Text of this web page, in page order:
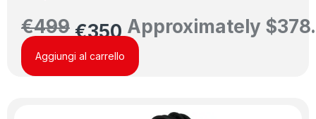
€499 €350 Approximately $
Aggiungi al carrello